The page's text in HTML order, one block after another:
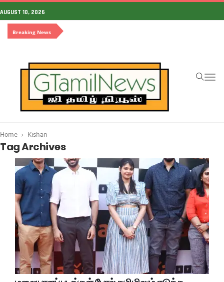
AUGUST 10, 2026
Breaking News
Home Kishan
Tag Archives